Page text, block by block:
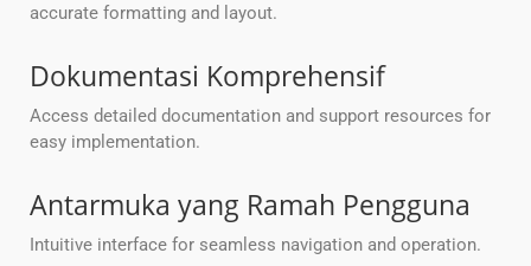
accurate formatting and layout.
Dokumentasi Komprehensif
Access detailed documentation and support resources for
easy implementation.
Antarmuka yang Ramah Pengguna
Intuitive interface for seamless navigation and operation.